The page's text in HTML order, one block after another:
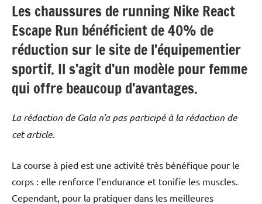
Les chaussures de running Nike React
Escape Run bénéficient de 40% de
réduction sur le site de l’équipementier
sportif. Il s’agit d’un modèle pour femme
qui offre beaucoup d’avantages.
La rédaction de Gala n’a pas participé à la rédaction de
cet article.
La course à pied est une activité très bénéfique pour le
corps : elle renforce l’endurance et tonifie les muscles.
Cependant, pour la pratiquer dans les meilleures